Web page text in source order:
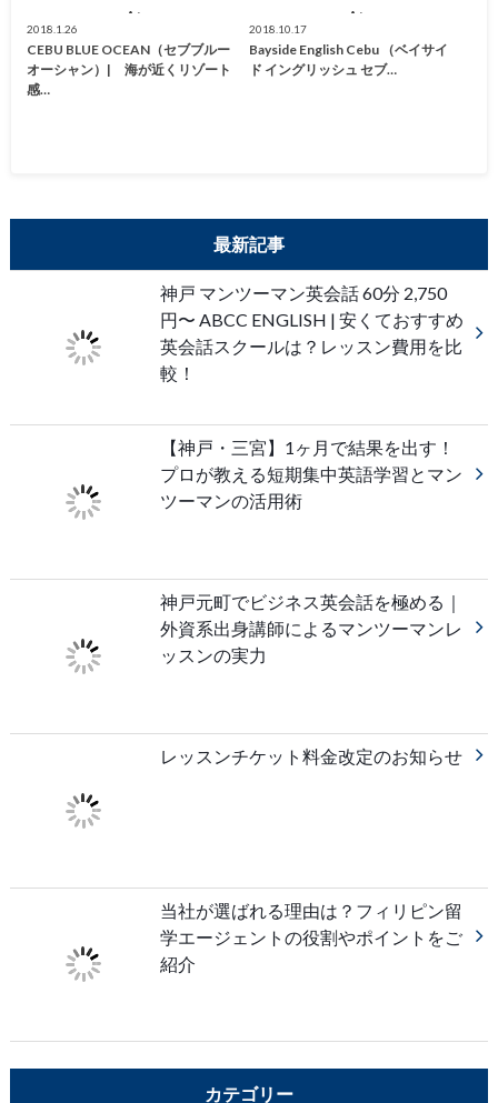
2018.1.26
CEBU BLUE OCEAN（セブブルー
オーシャン）| 海が近くリゾート
感…
2018.10.17
Bayside English Cebu （ベイサイ
ド イングリッシュ セブ…
最新記事
神戸 マンツーマン英会話 60分 2,750
円〜 ABCC ENGLISH | 安くておすすめ
英会話スクールは？レッスン費用を比
較！
【神戸・三宮】1ヶ月で結果を出す！
プロが教える短期集中英語学習とマン
ツーマンの活用術
神戸元町でビジネス英会話を極める｜
外資系出身講師によるマンツーマンレ
ッスンの実力
レッスンチケット料金改定のお知らせ
当社が選ばれる理由は？フィリピン留
学エージェントの役割やポイントをご
紹介
カテゴリー